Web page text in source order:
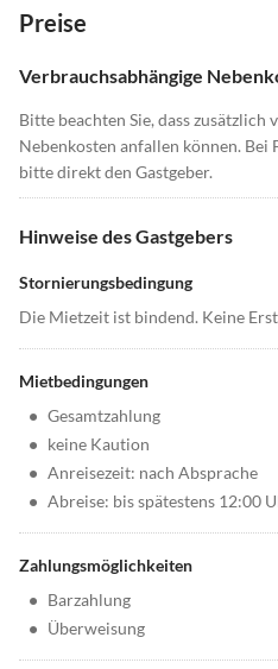
Preise
Verbrauchsabhängige
Bitte beachten Sie, dass zusätzlich
Nebenkosten anfallen können. Bei
bitte direkt den Gastgeber.
Hinweise des Gastgebers
Stornierungsbedingung
Die Mietzeit ist bindend. Keine
Mietbedingungen
• Gesamtzahlung
• keine Kaution
• Anreisezeit: nach Absprache
• Abreise: bis spätestens 12:00
Zahlungsmöglichkeiten
• Barzahlung
• Überweisung